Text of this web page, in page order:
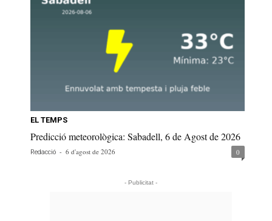
EL TEMPS
Predicció meteorològica: Sabadell, 6 de Agost de 2026
Redacció - 6 d'agost de 2026 0
- Publicitat -